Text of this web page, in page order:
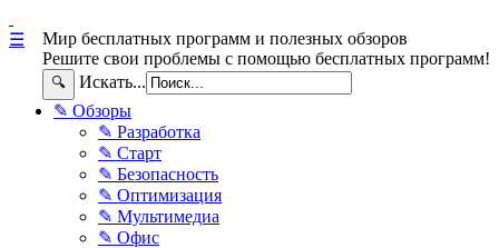
Мир бесплатных программ и полезных обзоров
Решите свои проблемы с помощью бесплатных программ!
🔍 Искать...
☰
✎ Обзоры
✎ Разработка
✎ Старт
✎ Безопасность
✎ Оптимизация
✎ Мультимедиа
✎ Офис